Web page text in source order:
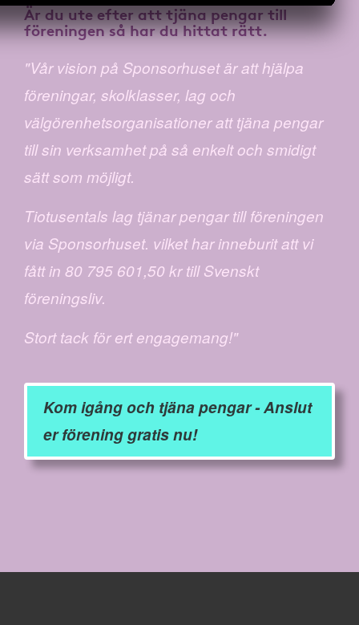
Är du ute efter atttjäna pengar till
föreningenså har du hittat rätt.
"Vår vision på Sponsorhuset är att hjälpa
föreningar, skolklasser, lag och
välgörenhetsorganisationer att tjäna pengar
till sin verksamhet på så enkelt och smidigt
sätt som möjligt.
Tiotusentals lag tjänar pengar till föreningen
via Sponsorhuset. vilket har inneburit att vi
fått in 80 795 601,50 kr till Svenskt
föreningsliv.
Stort tack för ert engagemang!"
Kom igång och tjäna pengar - Anslut
er förening gratis nu!